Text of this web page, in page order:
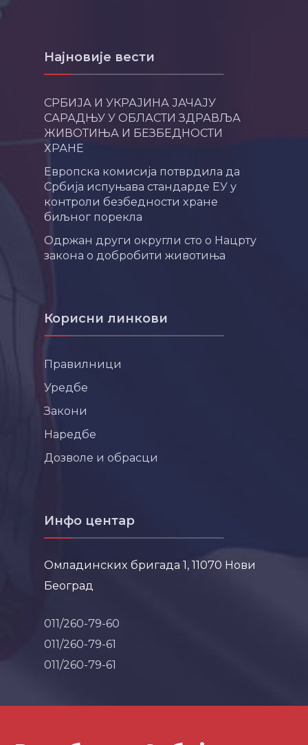
Најновије вести
СРБИЈА И УКРАЈИНА ЈАЧАЈУ
САРАДЊУ У ОБЛАСТИ ЗДРАВЉА
ЖИВОТИЊА И БЕЗБЕДНОСТИ
ХРАНЕ
Европска комисија потврдила да
Србија испуњава стандарде ЕУ у
контроли безбедности хране
биљног порекла
Одржан други округли сто о Нацрту
закона о добробити животиња
Корисни линкови
Правилници
Уредбе
Закони
Наредбе
Дозволе и обрасци
Инфо центар
Омладинских бригада 1, 11070 Нови
Београд
011/260-79-60
011/260-79-61
011/260-79-61